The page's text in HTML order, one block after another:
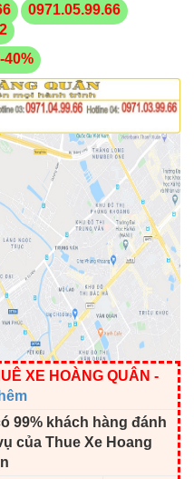
0971.05.99.66
40%
XE HOÀNG QUÂN -
99% khách hàng đánh
của Thue Xe Hoang